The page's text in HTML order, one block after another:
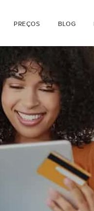
PREÇOS BLOG